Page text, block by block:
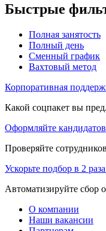
Быстрые
Полная занятость
Полный день
Сменный график
Вахтовый метод
Корпоративная
Какой соцпакет вы
Оформляйте
Проверяйте
Ускорьте подбор в 2
Автоматизируйте сбор
О компании
Наши вакансии